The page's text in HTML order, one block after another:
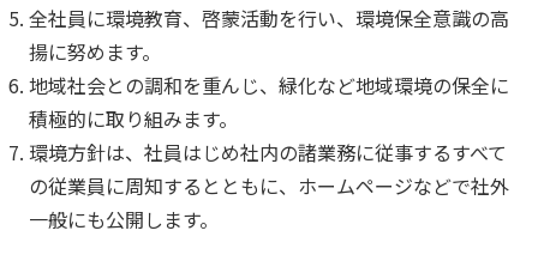
全社員に環境教育、啓蒙活動を行い、環境保全意識の高
揚に努めます。
地域社会との調和を重んじ、緑化など地域環境の保全に
積極的に取り組みます。
環境方針は、社員はじめ社内の諸業務に従事するすべて
の従業員に周知するとともに、ホームページなどで社外
一般にも公開します。